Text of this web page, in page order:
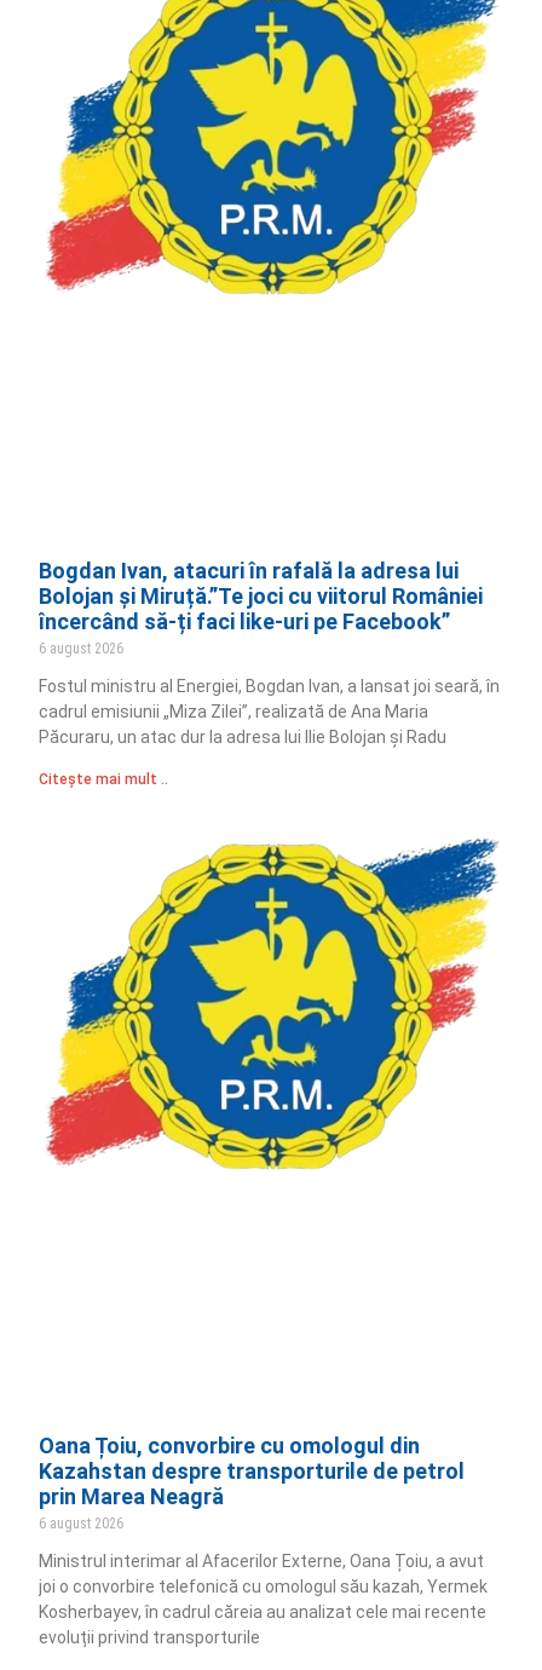
Bogdan Ivan, atacuri în rafală la adresa lui
Bolojan și Miruță.”Te joci cu viitorul României
încercând să-ți faci like-uri pe Facebook”
6 august 2026
Fostul ministru al Energiei, Bogdan Ivan, a lansat joi seară, în
cadrul emisiunii „Miza Zilei”, realizată de Ana Maria
Păcuraru, un atac dur la adresa lui Ilie Bolojan și Radu
Citește mai mult ..
Oana Țoiu, convorbire cu omologul din
Kazahstan despre transporturile de petrol
prin Marea Neagră
6 august 2026
Ministrul interimar al Afacerilor Externe, Oana Țoiu, a avut
joi o convorbire telefonică cu omologul său kazah, Yermek
Kosherbayev, în cadrul căreia au analizat cele mai recente
evoluții privind transporturile